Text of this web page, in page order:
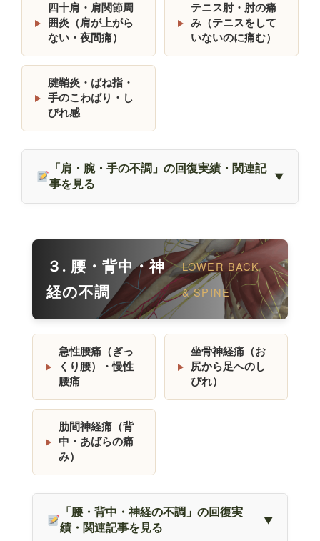
四十肩・肩関節周
囲炎（肩が上がら
ない・夜間痛）
テニス肘・肘の痛
み（テニスをして
いないのに痛む）
腱鞘炎・ばね指・
手のこわばり・し
びれ感
「肩・腕・手の不調」の回復実績・関連記
事を見る
３. 腰・背中・神
経の不調
LOWER BACK
& SPINE
急性腰痛（ぎっ
くり腰）・慢性
腰痛
坐骨神経痛（お
尻から足へのし
びれ）
肋間神経痛（背
中・あばらの痛
み）
「腰・背中・神経の不調」の回復実
績・関連記事を見る